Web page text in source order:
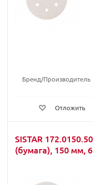
Бренд/Производитель
Отложить
SISTAR
(бумага), 150 мм,